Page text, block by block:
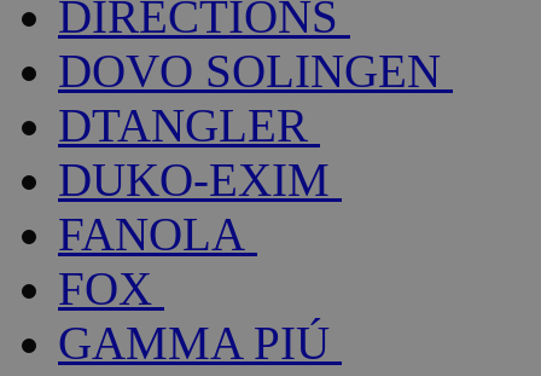
DIRECTIONS
DOVO SOLINGEN
DTANGLER
DUKO-EXIM
FANOLA
FOX
GAMMA PIÚ